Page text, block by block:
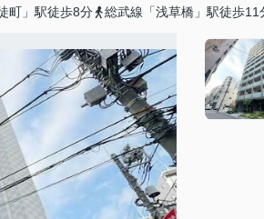
町」駅徒歩8分 総武線「浅草橋」駅徒歩11